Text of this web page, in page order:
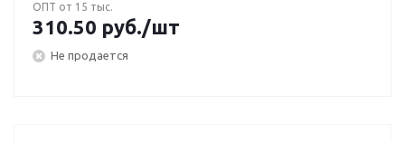
ОПТ от 15 тыс.
310.50 руб./шт
Не продается